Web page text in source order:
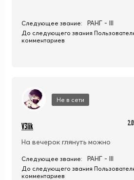
Следующее звание: РАНГ - III
До следующего звания
комментариев
Не в сети
V3lik
На вечерок глянуть можно
Следующее звание: РАНГ - III
До следующего звания
комментариев